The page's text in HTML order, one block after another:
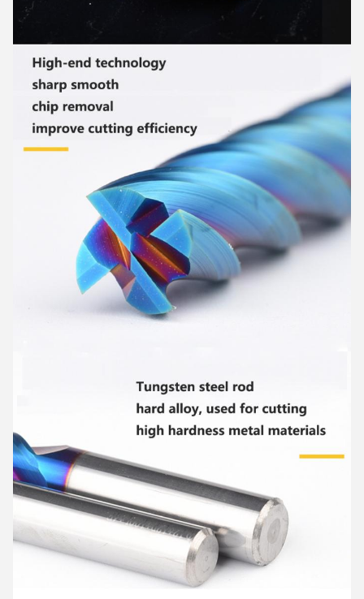
Deja un mensaje
¡Te llamaremos pronto!
PRESENTACIóN